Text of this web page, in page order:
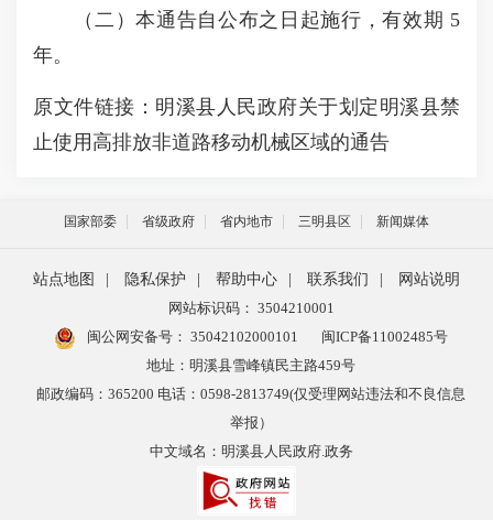
（二）本通告自公布之日起施行，有效期 5
年。
原文件链接： 明溪县人民政府关于划定明溪县禁
止使用高排放非道路移动机械区域的通告
国家部委 省级政府 省内地市 三明县区 新闻媒体
站点地图 隐私保护 帮助中心 联系我们
网站说明
网站标识码： 3504210001
闽公网安备号： 35042102000101
闽ICP备11002485号
地址：明溪县雪峰镇民主路459号
邮政编码：365200 电话：0598-2813749(仅受理网站违法和不良信息
举报）
中文域名：明溪县人民政府.政务